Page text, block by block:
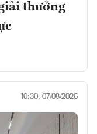
thưởng
10:30, 07/08/2026